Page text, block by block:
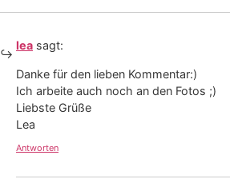
lea sagt:
Danke für den lieben Kommentar:)
Ich arbeite auch noch an den Fotos ;)
Liebste Grüße
Lea
Antworten